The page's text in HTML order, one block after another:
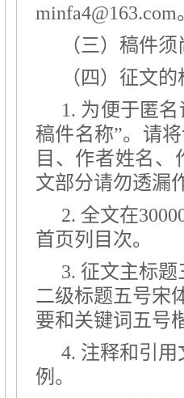
minfa4@163.com
（三）稿件
（四）征文
1. 为便于匿
稿件名称”。请
目、作者姓名、
文部分请勿透漏
2. 全文在
首页列目次。
3. 征文主标
二级标题五号宋
要和关键词五号
4. 注释和引
例。